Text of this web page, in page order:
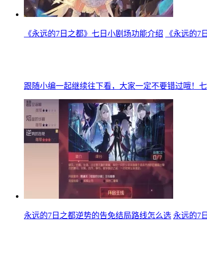
《永远的7日之都》七日小剧场功能介绍 《永远的
跟随小编一起继续往下看，大家一定不要错过哦！
永远的7日之都逆势的告免结局路线怎么选 永远的7